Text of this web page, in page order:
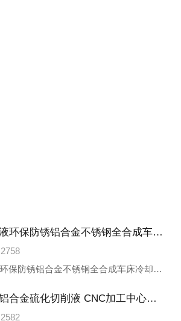
宿州水溶性切削液环保防锈铝合金不锈钢全合成车床冷却液
2758
宿州水溶性切削液环保防锈铝合金不锈钢全合成车床冷却液衡水朱雀新材料科技有限公司是一家专业研发生产工业润滑油产品的厂家，致力为金属加工领域提供绿色、安全、高性价比的高端产品。我公司主要产品产品包含：切削液、
宿州不锈钢钛铜铝合金硫化切削液 CNC加工中心车床 全合成 磨削油厂家
2582